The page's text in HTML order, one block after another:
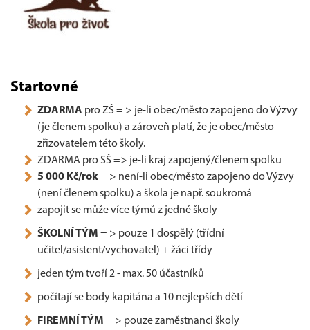
Startovné
ZDARMA pro ZŠ = > je-li obec/město zapojeno do Výzvy
(je členem spolku) a zároveň platí, že je obec/město
zřizovatelem této školy.
ZDARMA pro SŠ => je-li kraj zapojený/členem spolku
5 000 Kč/rok= > není-li obec/město zapojeno do Výzvy
(není členem spolku) a škola je např. soukromá
zapojit se může více týmů z jedné školy
ŠKOLNÍ TÝM= > pouze 1 dospělý (třídní
učitel/asistent/vychovatel) + žáci třídy
jeden tým tvoří 2 - max. 50 účastníků
počítají se body kapitána a 10 nejlepších dětí
FIREMNÍ TÝM= > pouze zaměstnanci školy